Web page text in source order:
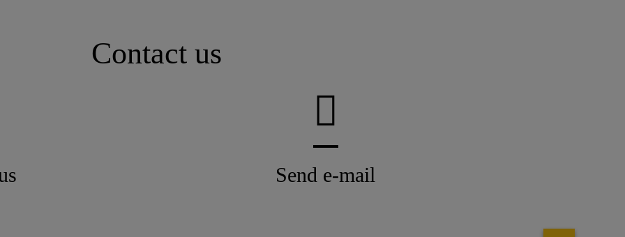
Contact us
Send e-mail